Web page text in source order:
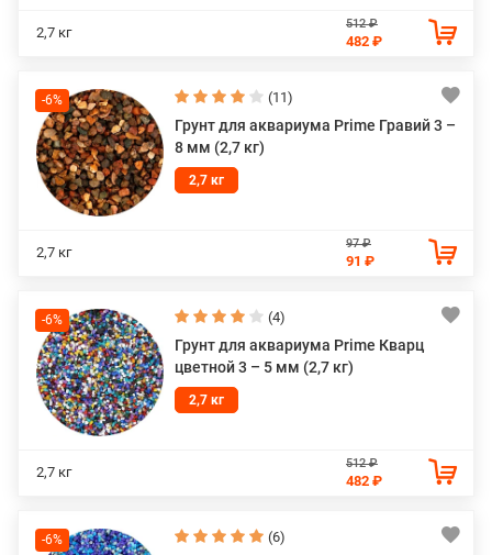
2,7 кг
512 ₽
482 ₽
-6% (11)
Грунт для аквариума Prime Гравий 3 –
8 мм (2,7 кг)
2,7 кг
2,7 кг
97 ₽
91 ₽
-6% (4)
Грунт для аквариума Prime Кварц
цветной 3 – 5 мм (2,7 кг)
2,7 кг
2,7 кг
512 ₽
482 ₽
-6% (6)